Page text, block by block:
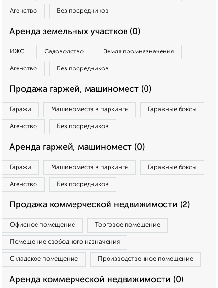
Агенство Без посредников
Аренда земельных участков (0)
ИЖС Садоводство Земля промназначения
Агенство Без посредников
Продажа гаржей, машиномест (0)
Гаражи Машиноместа в паркинге Гаражные боксы
Агенство Без посредников
Аренда гаржей, машиномест (0)
Гаражи Машиноместа в паркинге Гаражные боксы
Агенство Без посредников
Продажа коммерческой недвижимости (2)
Офисное помещение Торговое помещение
Помещение свободного назначения
Складское помещение Производственное помещение
Аренда коммерческой недвижимости (0)